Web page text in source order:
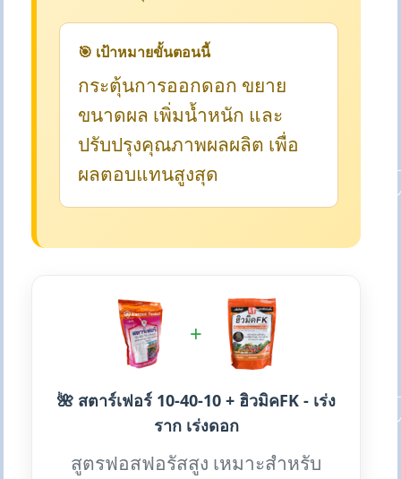
🎯 เป้าหมายขั้นตอนนี้
กระตุ้นการออกดอก ขยาย
ขนาดผล เพิ่มน้ำหนัก และ
ปรับปรุงคุณภาพผลผลิต เพื่อ
ผลตอบแทนสูงสุด
+
🌺 สตาร์เฟอร์ 10-40-10 + ฮิวมิคFK - เร่ง
ราก เร่งดอก
สูตรฟอสฟอรัสสูง เหมาะสำหรับ